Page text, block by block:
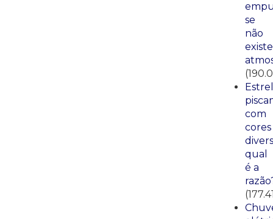
se
não
existe
com
cores
qual
é a